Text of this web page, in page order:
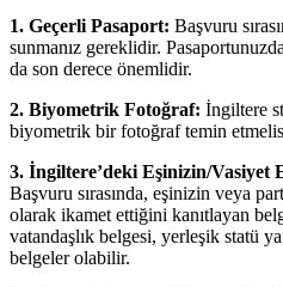
1. Geçerli Pasaport: Başvuru
sunmanız gereklidir.
da son derece önemlidir.
2. Biyometrik Fotoğraf: İngiltere
biyometrik bir fotoğraf temin
3. İngiltere’deki Eşinizin/Vasiyet
Başvuru sırasında, eşinizin veya
olarak ikamet ettiğini kanıtlayan
vatandaşlık belgesi, yerleşik statü
belgeler olabilir.